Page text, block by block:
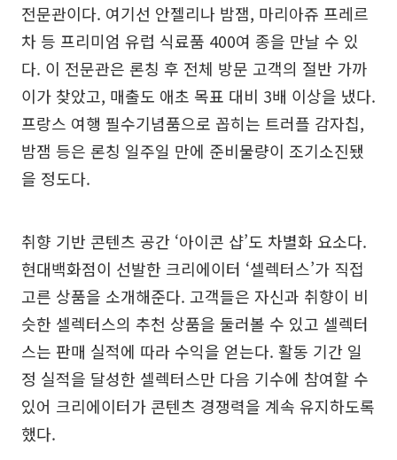
전문관이다. 여기선 안젤리나 밤잼, 마리아쥬 프레르
차 등 프리미엄 유럽 식료품 400여 종을 만날 수 있
다. 이 전문관은 론칭 후 전체 방문 고객의 절반 가까
이가 찾았고, 매출도 애초 목표 대비 3배 이상을 냈다.
프랑스 여행 필수기념품으로 꼽히는 트러플 감자칩,
밤잼 등은 론칭 일주일 만에 준비물량이 조기소진됐
을 정도다.
취향 기반 콘텐츠 공간 ‘아이콘 샵’도 차별화 요소다.
현대백화점이 선발한 크리에이터 ‘셀렉터스’가 직접
고른 상품을 소개해준다. 고객들은 자신과 취향이 비
슷한 셀렉터스의 추천 상품을 둘러볼 수 있고 셀렉터
스는 판매 실적에 따라 수익을 얻는다. 활동 기간 일
정 실적을 달성한 셀렉터스만 다음 기수에 참여할 수
있어 크리에이터가 콘텐츠 경쟁력을 계속 유지하도록
했다.